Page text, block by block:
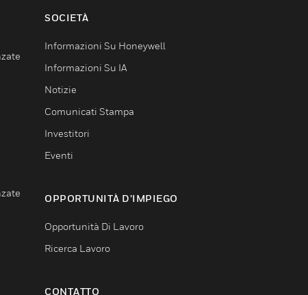
SOCIETÀ
Informazioni Su Honeywell
Informazioni Su IA
Notizie
Comunicati Stampa
Investitori
Eventi
OPPORTUNITÀ D’IMPIEGO
Opportunità Di Lavoro
Ricerca Lavoro
CONTATTO